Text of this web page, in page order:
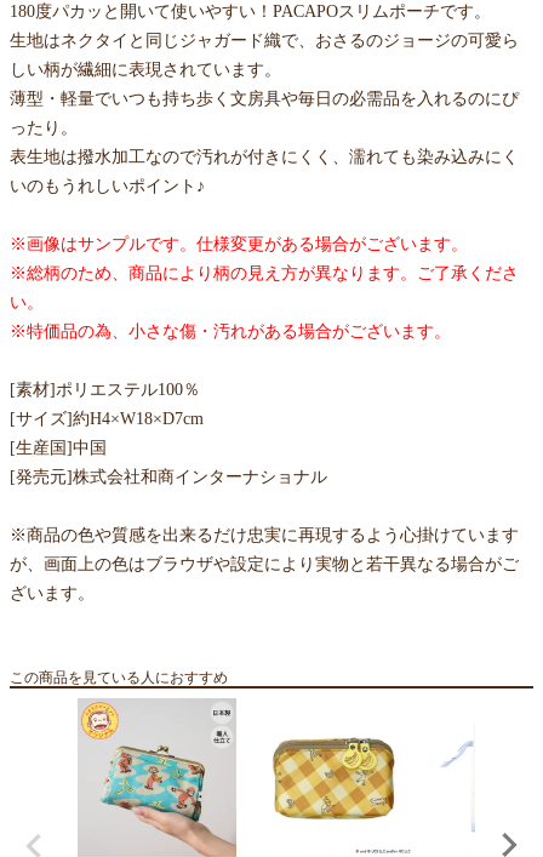
180度パカッと開いて使いやすい！PACAPOスリムポーチです。
生地はネクタイと同じジャガード織で、おさるのジョージの可愛ら
しい柄が繊細に表現されています。
薄型・軽量でいつも持ち歩く文房具や毎日の必需品を入れるのにぴ
ったり。
表生地は撥水加工なので汚れが付きにくく、濡れても染み込みにく
いのもうれしいポイント♪
※画像はサンプルです。仕様変更がある場合がございます。
※総柄のため、商品により柄の見え方が異なります。ご了承くださ
い。
※特価品の為、小さな傷・汚れがある場合がございます。
[素材]ポリエステル100％
[サイズ]約H4×W18×D7cm
[生産国]中国
[発売元]株式会社和商インターナショナル
※商品の色や質感を出来るだけ忠実に再現するよう心掛けています
が、画面上の色はブラウザや設定により実物と若干異なる場合がご
ざいます。
この商品を見ている人におすすめ